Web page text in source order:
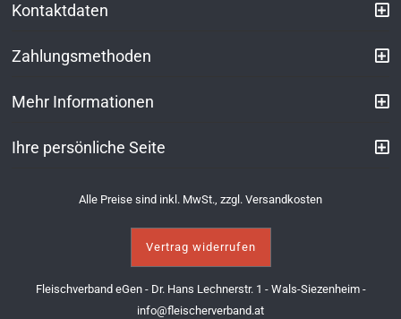
Kontaktdaten
Zahlungsmethoden
Mehr Informationen
Ihre persönliche Seite
Alle Preise sind inkl. MwSt., zzgl. Versandkosten
Vertrag widerrufen
Fleischverband eGen - Dr. Hans Lechnerstr. 1 - Wals-Siezenheim -
info@fleischerverband.at